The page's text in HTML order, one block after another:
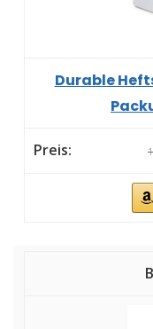
Durable